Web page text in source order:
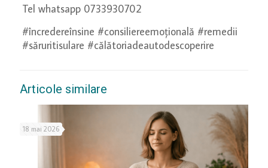
Tel whatsapp 0733930702
#încredereînsine #consiliereemoțională #remedii
#săruritisulare #călătoriadeautodescoperire
Articole similare
18 mai 2026